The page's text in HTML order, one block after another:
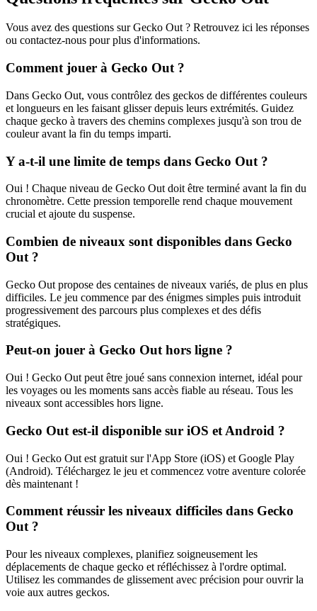
Vous avez des questions sur Gecko Out ? Retrouvez ici les réponses
ou contactez-nous pour plus d'informations.
Comment jouer à Gecko Out ?
Dans Gecko Out, vous contrôlez des geckos de différentes couleurs
et longueurs en les faisant glisser depuis leurs extrémités. Guidez
chaque gecko à travers des chemins complexes jusqu'à son trou de
couleur avant la fin du temps imparti.
Y a-t-il une limite de temps dans Gecko Out ?
Oui ! Chaque niveau de Gecko Out doit être terminé avant la fin du
chronomètre. Cette pression temporelle rend chaque mouvement
crucial et ajoute du suspense.
Combien de niveaux sont disponibles dans Gecko
Out ?
Gecko Out propose des centaines de niveaux variés, de plus en plus
difficiles. Le jeu commence par des énigmes simples puis introduit
progressivement des parcours plus complexes et des défis
stratégiques.
Peut-on jouer à Gecko Out hors ligne ?
Oui ! Gecko Out peut être joué sans connexion internet, idéal pour
les voyages ou les moments sans accès fiable au réseau. Tous les
niveaux sont accessibles hors ligne.
Gecko Out est-il disponible sur iOS et Android ?
Oui ! Gecko Out est gratuit sur l'App Store (iOS) et Google Play
(Android). Téléchargez le jeu et commencez votre aventure colorée
dès maintenant !
Comment réussir les niveaux difficiles dans Gecko
Out ?
Pour les niveaux complexes, planifiez soigneusement les
déplacements de chaque gecko et réfléchissez à l'ordre optimal.
Utilisez les commandes de glissement avec précision pour ouvrir la
voie aux autres geckos.